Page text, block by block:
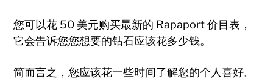
您可以花 50 美元购买最新的 Rapaport 价目表，
它会告诉您您想要的钻石应该花多少钱。
简而言之，您应该花一些时间了解您的个人喜好。